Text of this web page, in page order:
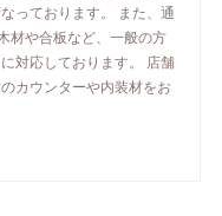
っております。 また、通
材や合板など、一般の方
対応しております。 店舗
カウンターや内装材をお